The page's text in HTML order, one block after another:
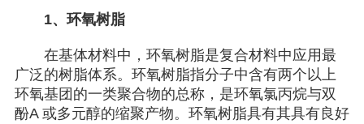
1、环氧树脂
在基体材料中，环氧树脂是复合材料中应用最
广泛的树脂体系。环氧树脂指分子中含有两个以上
环氧基团的一类聚合物的总称，是环氧氯丙烷与双
酚A 或多元醇的缩聚产物。环氧树脂具有其具有良好